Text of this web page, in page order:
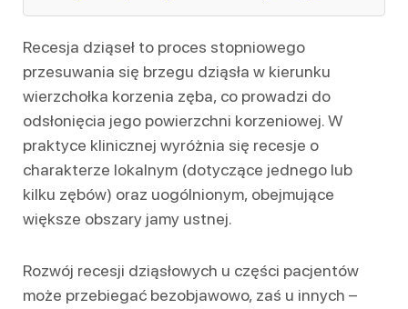
Recesja dziąseł to proces stopniowego
przesuwania się brzegu dziąsła w kierunku
wierzchołka korzenia zęba, co prowadzi do
odsłonięcia jego powierzchni korzeniowej. W
praktyce klinicznej wyróżnia się recesje o
charakterze lokalnym (dotyczące jednego lub
kilku zębów) oraz uogólnionym, obejmujące
większe obszary jamy ustnej.
Rozwój recesji dziąsłowych u części pacjentów
może przebiegać bezobjawowo, zaś u innych –